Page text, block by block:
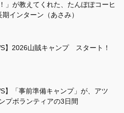
」が教えてくれた、たんぽぽコーヒ
インターン（あさみ）
】2026山賊キャンプ スタート！
】「事前準備キャンプ」が、アツ
プボランティアの3日間